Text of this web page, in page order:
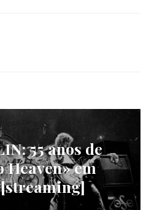
55 anos de
Heaven» em